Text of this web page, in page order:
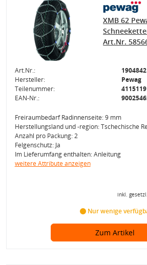
XMB 62
Art.Nr.
Art.Nr.:
1904842
Hersteller:
Pewag
Teilenummer:
4115119
EAN-Nr.:
Freiraumbedarf Radinnenseite: 9 mm
Herstellungsland und -region: Tschechische
Anzahl pro Packung: 2
Felgenschutz: Ja
Im Lieferumfang enthalten: Anleitung
weitere Attribute anzeigen
inkl.
Nur wenige
Zum Artikel